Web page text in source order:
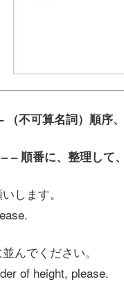
（不可算名詞）順序
– 順番に、整理して
します。
んでください。
of height, please.